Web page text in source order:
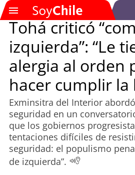
SOYTV
Podcast
Actualidad
Entretención
Economía
Tohá criticó
izquierda”: “Le
alergia al orden
hacer cumplir la
Exminsitra del Interior
seguridad en un
que los gobiernos
tentaciones difíciles de
seguridad: el populismo
de izquierda”.